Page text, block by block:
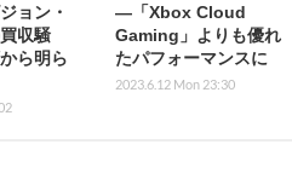
ョン・
収騒
ら明ら
―「Xbox Cloud
Gaming」よりも優れ
たパフォーマンスに
2023.6.12 Mon 23:30